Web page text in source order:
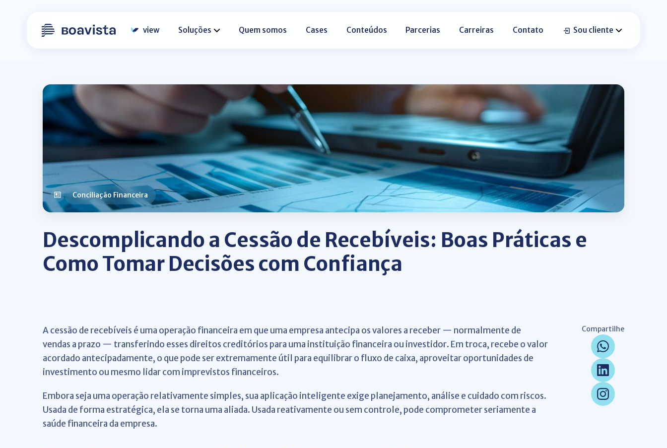
view Soluções Quem somos Cases Conteúdos Parcerias Carreiras Contato Sou cliente
Conciliação Financeira
Descomplicando a Cessão de Recebíveis: Boas Práticas e
Como Tomar Decisões com Confiança
A cessão de recebíveis é uma operação financeira em que uma empresa antecipa os valores a receber — normalmente de
vendas a prazo — transferindo esses direitos creditórios para uma instituição financeira ou investidor. Em troca, recebe o valor
acordado antecipadamente, o que pode ser extremamente útil para equilibrar o fluxo de caixa, aproveitar oportunidades de
investimento ou mesmo lidar com imprevistos financeiros.
Embora seja uma operação relativamente simples, sua aplicação inteligente exige planejamento, análise e cuidado com riscos.
Usada de forma estratégica, ela se torna uma aliada. Usada reativamente ou sem controle, pode comprometer seriamente a
saúde financeira da empresa.
Compartilhe